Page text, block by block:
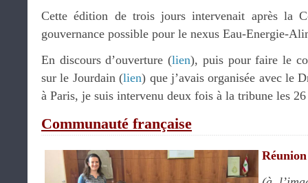
Cette édition de trois jours intervenait après la
gouvernance possible pour le nexus Eau-Energie-
En discours d’ouverture (lien), puis pour faire le
sur le Jourdain (lien) que j’avais organisée avec le
à Paris, je suis intervenu deux fois à la tribune les
Communauté française